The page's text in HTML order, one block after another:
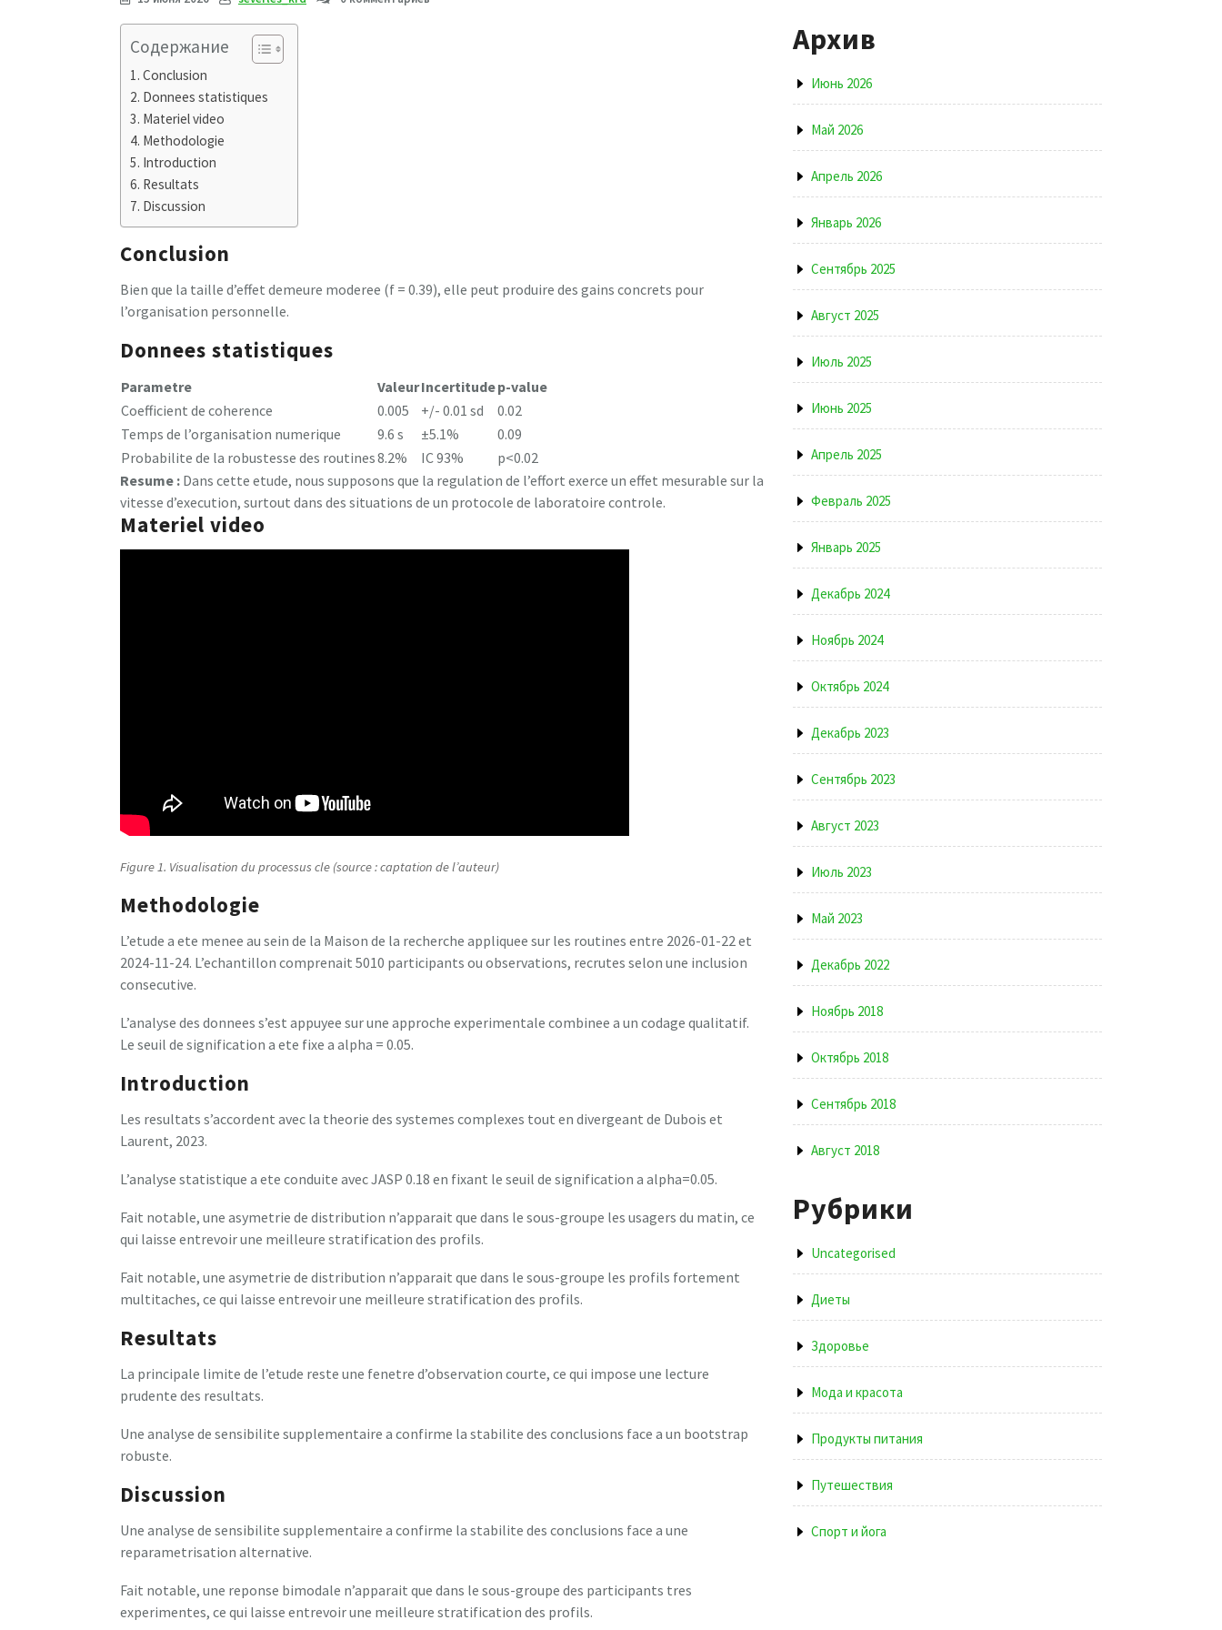
Содержание
Conclusion
Donnees statistiques
Materiel video
Methodologie
Introduction
Resultats
Discussion
Conclusion
Bien que la taille d’effet demeure moderee (f = 0.39), elle peut produire des gains concrets pour
l’organisation personnelle.
Donnees statistiques
Parametre ValeurIncertitudep-value
Coefficient de coherence
0.005 +/- 0.01 sd
0.02
Temps de l’organisation numerique
9.6 s ±5.1%
0.09
Probabilite de la robustesse des routines8.2% IC 93%
p<0.02
Resume : Dans cette etude, nous supposons que la regulation de l’effort exerce un effet mesurable sur la
vitesse d’execution, surtout dans des situations de un protocole de laboratoire controle.
Materiel video
Figure 1. Visualisation du processus cle (source : captation de l’auteur)
Methodologie
L’etude a ete menee au sein de la Maison de la recherche appliquee sur les routines entre 2026-01-22 et
2024-11-24. L’echantillon comprenait 5010 participants ou observations, recrutes selon une inclusion
consecutive.
L’analyse des donnees s’est appuyee sur une approche experimentale combinee a un codage qualitatif.
Le seuil de signification a ete fixe a alpha = 0.05.
Introduction
Les resultats s’accordent avec la theorie des systemes complexes tout en divergeant de Dubois et
Laurent, 2023.
L’analyse statistique a ete conduite avec JASP 0.18 en fixant le seuil de signification a alpha=0.05.
Fait notable, une asymetrie de distribution n’apparait que dans le sous-groupe les usagers du matin, ce
qui laisse entrevoir une meilleure stratification des profils.
Fait notable, une asymetrie de distribution n’apparait que dans le sous-groupe les profils fortement
multitaches, ce qui laisse entrevoir une meilleure stratification des profils.
Resultats
La principale limite de l’etude reste une fenetre d’observation courte, ce qui impose une lecture
prudente des resultats.
Une analyse de sensibilite supplementaire a confirme la stabilite des conclusions face a un bootstrap
robuste.
Discussion
Une analyse de sensibilite supplementaire a confirme la stabilite des conclusions face a une
reparametrisation alternative.
Fait notable, une reponse bimodale n’apparait que dans le sous-groupe des participants tres
experimentes, ce qui laisse entrevoir une meilleure stratification des profils.
Архив
Июнь 2026
Май 2026
Апрель 2026
Январь 2026
Сентябрь 2025
Август 2025
Июль 2025
Июнь 2025
Апрель 2025
Февраль 2025
Январь 2025
Декабрь 2024
Ноябрь 2024
Октябрь 2024
Декабрь 2023
Сентябрь 2023
Август 2023
Июль 2023
Май 2023
Декабрь 2022
Ноябрь 2018
Октябрь 2018
Сентябрь 2018
Август 2018
Рубрики
Uncategorised
Диеты
Здоровье
Мода и красота
Продукты питания
Путешествия
Спорт и йога